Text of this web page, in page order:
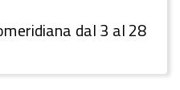
dal 3 al 28